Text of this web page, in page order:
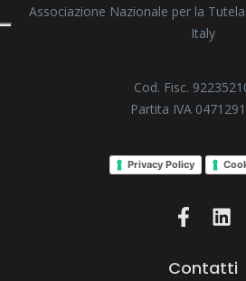
Associazione Nazionale per la
Italy
Cod. Fisc.
Partita IVA
Privacy Policy
Contatti